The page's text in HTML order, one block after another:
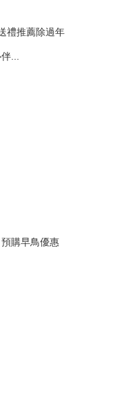
禮推薦除過年
...
購早鳥優惠